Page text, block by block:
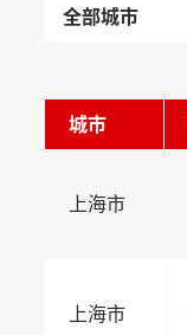
城市
上海市
上海市